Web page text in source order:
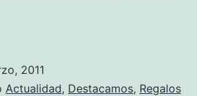
2011
Actualidad, Destacamos, Regalos